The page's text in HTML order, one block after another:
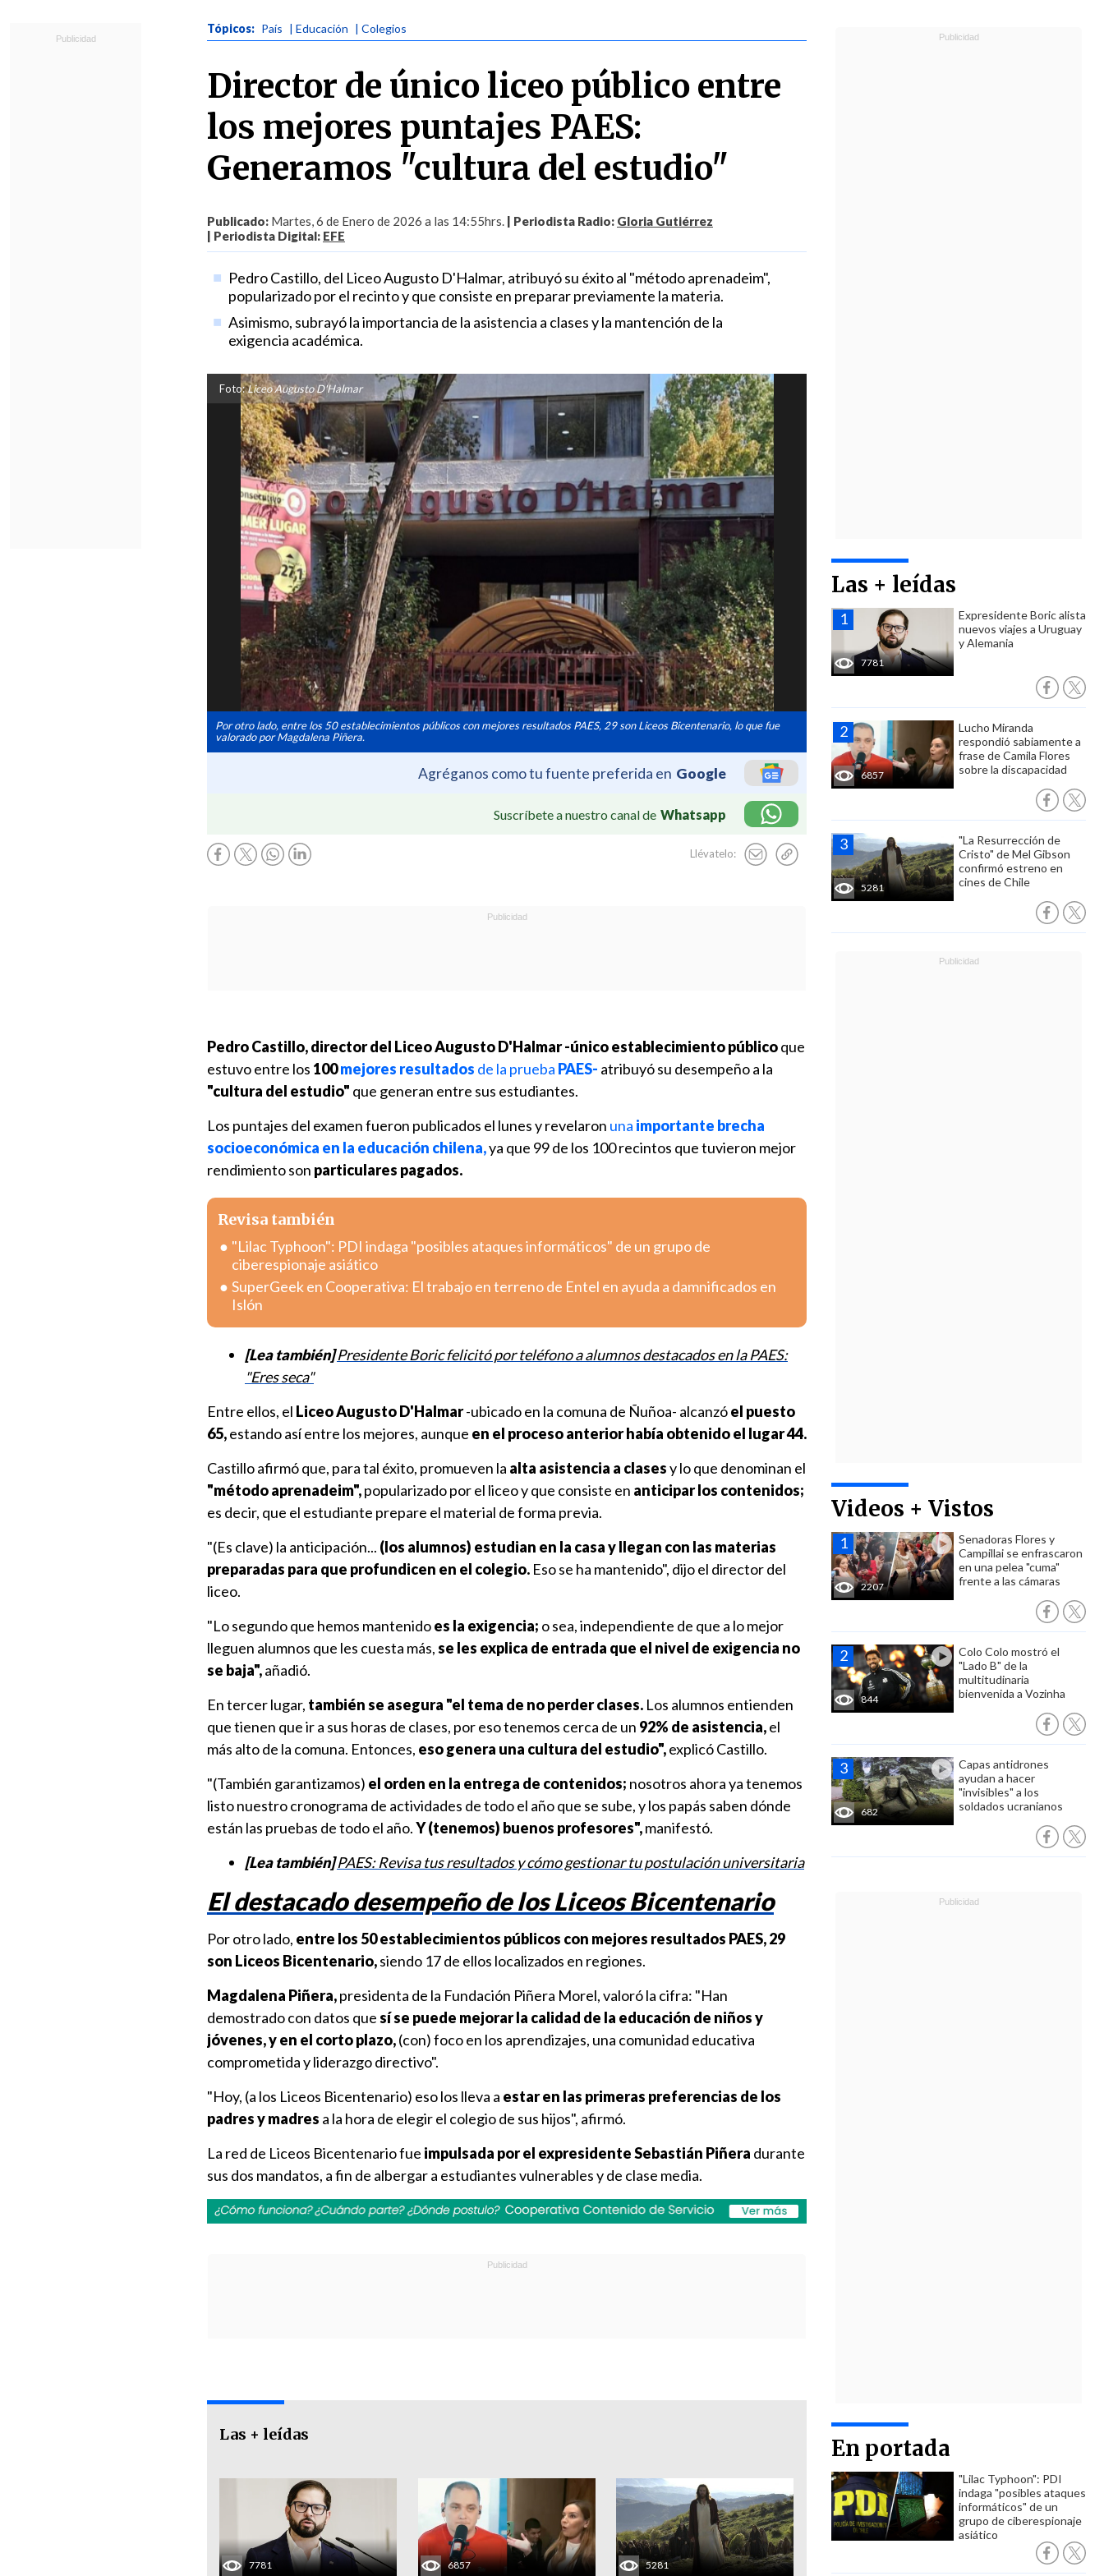
Tópicos: País | Educación | Colegios
Director de único liceo público entre
los mejores puntajes PAES:
Generamos "cultura del estudio"
Publicado: Martes, 6 de Enero de 2026 a las 14:55hrs. | Periodista Radio: Gloria Gutiérrez
| Periodista Digital: EFE
Pedro Castillo, del Liceo Augusto D'Halmar, atribuyó su éxito al "método aprenadeim",
popularizado por el recinto y que consiste en preparar previamente la materia.
Asimismo, subrayó la importancia de la asistencia a clases y la mantención de la
exigencia académica.
Foto:Liceo Augusto D'Halmar
Por otro lado, entre los 50 establecimientos públicos con mejores resultados PAES, 29 son Liceos Bicentenario, lo que fue
valorado por Magdalena Piñera.
Agréganos como tu fuente preferida en Google
Suscríbete a nuestro canal de Whatsapp
Llévatelo:
Las + leídas
7781
Expresidente Boric alista
nuevos viajes a Uruguay
y Alemania
6857
Lucho Miranda
respondió sabiamente a
frase de Camila Flores
sobre la discapacidad
5281
"La Resurrección de
Cristo" de Mel Gibson
confirmó estreno en
cines de Chile
Videos + Vistos
2207
Senadoras Flores y
Campillai se enfrascaron
en una pelea "cuma"
frente a las cámaras
844
Colo Colo mostró el
"Lado B" de la
multitudinaria
bienvenida a Vozinha
682
Capas antidrones
ayudan a hacer
"invisibles" a los
soldados ucranianos
En portada
"Lilac Typhoon": PDI
indaga "posibles ataques
informáticos" de un
grupo de ciberespionaje
asiático
Pedro Castillo, director del Liceo Augusto D'Halmar-único establecimiento públicoque
estuvo entre los 100mejores resultados de la prueba PAES- atribuyó su desempeño a la
"cultura del estudio" que generan entre sus estudiantes.
Los puntajes del examen fueron publicados el lunes y revelaron una importante brecha
socioeconómica en la educación chilena,ya que 99 de los 100 recintos que tuvieron mejor
rendimiento son particulares pagados.
Revisa también
"Lilac Typhoon": PDI indaga "posibles ataques informáticos" de un grupo de
ciberespionaje asiático
SuperGeek en Cooperativa: El trabajo en terreno de Entel en ayuda a damnificados en
Islón
[Lea también]Presidente Boric felicitó por teléfono a alumnos destacados en la PAES:
"Eres seca"
Entre ellos, el Liceo Augusto D'Halmar-ubicado en la comuna de Ñuñoa- alcanzóel puesto
65,estando así entre los mejores, aunque en el proceso anterior había obtenido el lugar 44.
Castillo afirmó que, para tal éxito, promueven la alta asistencia a clasesy lo que denominan el
"método aprenadeim",popularizado por el liceo y que consiste en anticipar los contenidos;
es decir, que el estudiante prepare el material de forma previa.
"(Es clave) la anticipación... (los alumnos) estudian en la casa y llegan con las materias
preparadas para que profundicen en el colegio. Eso se ha mantenido", dijo el director del
liceo.
"Lo segundo que hemos mantenidoes la exigencia; o sea, independiente de que a lo mejor
lleguen alumnos que les cuesta más,se les explica de entrada que el nivel de exigencia no
se baja",añadió.
En tercer lugar, también se asegura "el tema de no perder clases. Los alumnos entienden
que tienen que ir a sus horas de clases, por eso tenemos cerca de un 92% de asistencia,el
más alto de la comuna. Entonces, eso genera una cultura del estudio",explicó Castillo.
"(También garantizamos) el orden en la entrega de contenidos; nosotros ahora ya tenemos
listo nuestro cronograma de actividades de todo el año que se sube, y los papás saben dónde
están las pruebas de todo el año.Y (tenemos) buenos profesores",manifestó.
[Lea también]PAES: Revisa tus resultados y cómo gestionar tu postulación universitaria
El destacado desempeño de los Liceos Bicentenario
Por otro lado, entre los 50 establecimientos públicos con mejores resultados PAES, 29
son Liceos Bicentenario,siendo 17 de ellos localizados en regiones.
Magdalena Piñera,presidenta de la Fundación Piñera Morel, valoró la cifra: "Han
demostrado con datos quesí se puede mejorar la calidad de la educación de niños y
jóvenes, y en el corto plazo,(con) foco en los aprendizajes, una comunidad educativa
comprometida y liderazgo directivo".
"Hoy, (a los Liceos Bicentenario) eso los lleva a estar en las primeras preferencias de los
padres y madres a la hora de elegir el colegio de sus hijos", afirmó.
La red de Liceos Bicentenario fue impulsada por el expresidente Sebastián Piñera durante
sus dos mandatos, a fin de albergar a estudiantes vulnerables y de clase media.
Las + leídas
7781 6857 5281